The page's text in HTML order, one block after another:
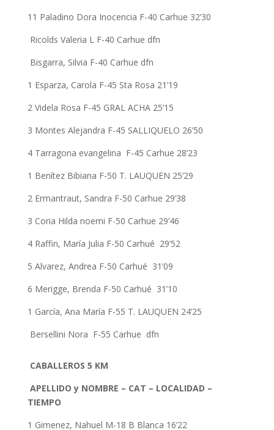
11 Paladino Dora Inocencia F-40 Carhue 32’30
Ricolds Valeria L F-40 Carhue dfn
Bisgarra, Silvia F-40 Carhue dfn
1 Esparza, Carola F-45 Sta Rosa 21’19
2 Videla Rosa F-45 GRAL ACHA 25’15
3 Montes Alejandra F-45 SALLIQUELO 26’50
4 Tarragona evangelina F-45 Carhue 28’23
1 Benítez Bibiana F-50 T. LAUQUEN 25’29
2 Ermantraut, Sandra F-50 Carhue 29’38
3 Coria Hilda noemi F-50 Carhue 29’46
4 Raffin, María Julia F-50 Carhué 29’52
5 Alvarez, Andrea F-50 Carhué 31’09
6 Merigge, Brenda F-50 Carhué 31’10
1 García, Ana María F-55 T. LAUQUEN 24’25
Bersellini Nora F-55 Carhue dfn
CABALLEROS 5 KM
APELLIDO y NOMBRE – CAT – LOCALIDAD –
TIEMPO
1 Gimenez, Nahuel M-18 B Blanca 16’22